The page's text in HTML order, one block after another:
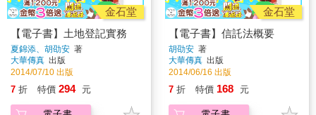
金石堂
【電子書】土地登記實務
夏錦添、胡劭安 著
大華傳真 出版
2014/07/10 出版
7 折 特價 294 元
金石堂
【電子書】信託法概要
胡劭安 著
大華傳真 出版
2014/06/16 出版
7 折 特價 168 元